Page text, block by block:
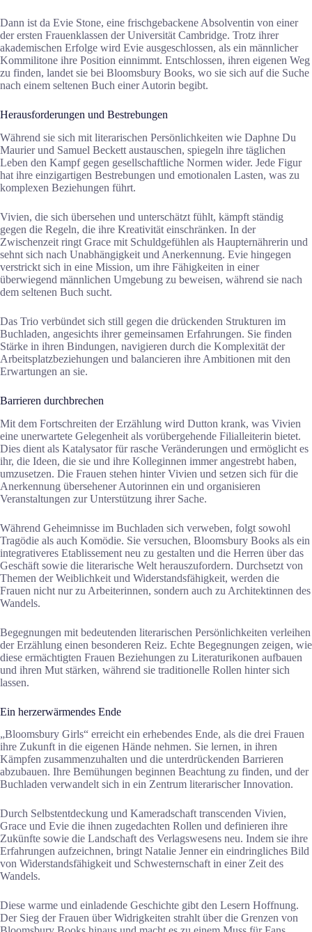
Dann ist da Evie Stone, eine frischgebackene Absolventin von einer
der ersten Frauenklassen der Universität Cambridge. Trotz ihrer
akademischen Erfolge wird Evie ausgeschlossen, als ein männlicher
Kommilitone ihre Position einnimmt. Entschlossen, ihren eigenen Weg
zu finden, landet sie bei Bloomsbury Books, wo sie sich auf die Suche
nach einem seltenen Buch einer Autorin begibt.
Herausforderungen und Bestrebungen
Während sie sich mit literarischen Persönlichkeiten wie Daphne Du
Maurier und Samuel Beckett austauschen, spiegeln ihre täglichen
Leben den Kampf gegen gesellschaftliche Normen wider. Jede Figur
hat ihre einzigartigen Bestrebungen und emotionalen Lasten, was zu
komplexen Beziehungen führt.
Vivien, die sich übersehen und unterschätzt fühlt, kämpft ständig
gegen die Regeln, die ihre Kreativität einschränken. In der
Zwischenzeit ringt Grace mit Schuldgefühlen als Haupternährerin und
sehnt sich nach Unabhängigkeit und Anerkennung. Evie hingegen
verstrickt sich in eine Mission, um ihre Fähigkeiten in einer
überwiegend männlichen Umgebung zu beweisen, während sie nach
dem seltenen Buch sucht.
Das Trio verbündet sich still gegen die drückenden Strukturen im
Buchladen, angesichts ihrer gemeinsamen Erfahrungen. Sie finden
Stärke in ihren Bindungen, navigieren durch die Komplexität der
Arbeitsplatzbeziehungen und balancieren ihre Ambitionen mit den
Erwartungen an sie.
Barrieren durchbrechen
Mit dem Fortschreiten der Erzählung wird Dutton krank, was Vivien
eine unerwartete Gelegenheit als vorübergehende Filialleiterin bietet.
Dies dient als Katalysator für rasche Veränderungen und ermöglicht es
ihr, die Ideen, die sie und ihre Kolleginnen immer angestrebt haben,
umzusetzen. Die Frauen stehen hinter Vivien und setzen sich für die
Anerkennung übersehener Autorinnen ein und organisieren
Veranstaltungen zur Unterstützung ihrer Sache.
Während Geheimnisse im Buchladen sich verweben, folgt sowohl
Tragödie als auch Komödie. Sie versuchen, Bloomsbury Books als ein
integrativeres Etablissement neu zu gestalten und die Herren über das
Geschäft sowie die literarische Welt herauszufordern. Durchsetzt von
Themen der Weiblichkeit und Widerstandsfähigkeit, werden die
Frauen nicht nur zu Arbeiterinnen, sondern auch zu Architektinnen des
Wandels.
Begegnungen mit bedeutenden literarischen Persönlichkeiten verleihen
der Erzählung einen besonderen Reiz. Echte Begegnungen zeigen, wie
diese ermächtigten Frauen Beziehungen zu Literaturikonen aufbauen
und ihren Mut stärken, während sie traditionelle Rollen hinter sich
lassen.
Ein herzerwärmendes Ende
„Bloomsbury Girls“ erreicht ein erhebendes Ende, als die drei Frauen
ihre Zukunft in die eigenen Hände nehmen. Sie lernen, in ihren
Kämpfen zusammenzuhalten und die unterdrückenden Barrieren
abzubauen. Ihre Bemühungen beginnen Beachtung zu finden, und der
Buchladen verwandelt sich in ein Zentrum literarischer Innovation.
Durch Selbstentdeckung und Kameradschaft transcenden Vivien,
Grace und Evie die ihnen zugedachten Rollen und definieren ihre
Zukünfte sowie die Landschaft des Verlagswesens neu. Indem sie ihre
Erfahrungen aufzeichnen, bringt Natalie Jenner ein eindringliches Bild
von Widerstandsfähigkeit und Schwesternschaft in einer Zeit des
Wandels.
Diese warme und einladende Geschichte gibt den Lesern Hoffnung.
Der Sieg der Frauen über Widrigkeiten strahlt über die Grenzen von